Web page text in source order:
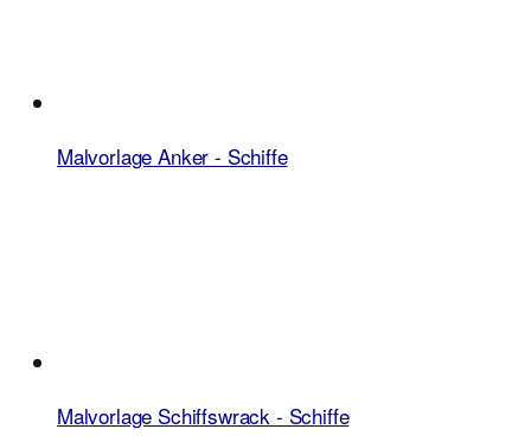
Malvorlage Anker - Schiffe
Malvorlage Schiffswrack - Schiffe